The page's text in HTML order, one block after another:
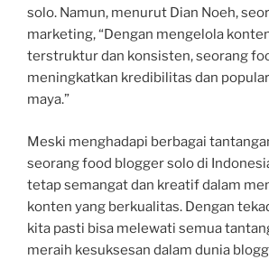
solo. Namun, menurut Dian Noeh,
marketing, “Dengan mengelola
terstruktur dan konsisten, seorang
meningkatkan kredibilitas dan
maya.”
Meski menghadapi berbagai
seorang food blogger solo di
tetap semangat dan kreatif dalam
konten yang berkualitas. Dengan
kita pasti bisa melewati semua
meraih kesuksesan dalam dunia